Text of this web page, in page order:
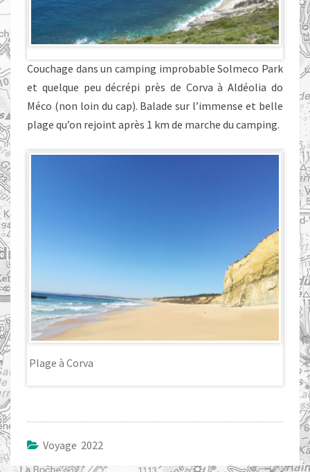
Couchage dans un camping improbable Solmeco Park
et quelque peu décrépi près de Corva à Aldéolia do
Méco (non loin du cap). Balade sur l’immense et belle
plage qu’on rejoint après 1 km de marche du camping.
Plage à Corva
Voyage 2022